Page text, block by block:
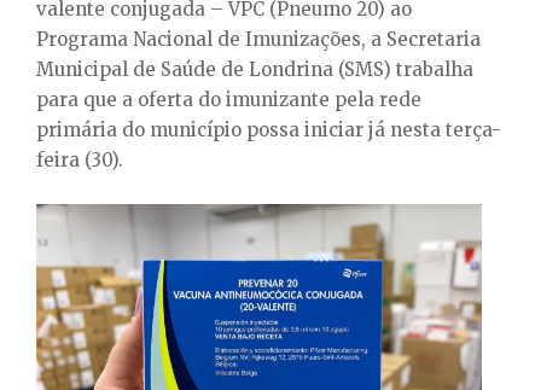
valente conjugada – VPC (Pneumo 20) ao
Programa Nacional de Imunizações, a Secretaria
Municipal de Saúde de Londrina (SMS) trabalha
para que a oferta do imunizante pela rede
primária do município possa iniciar já nesta terça-
feira (30).